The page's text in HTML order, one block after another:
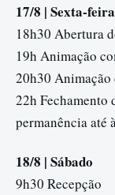
17/8 | Sexta-feira
18h30 Abertura
19h Animação
20h30 Animação
22h Fechamento
permanência até
18/8 | Sábado
9h30 Recepção